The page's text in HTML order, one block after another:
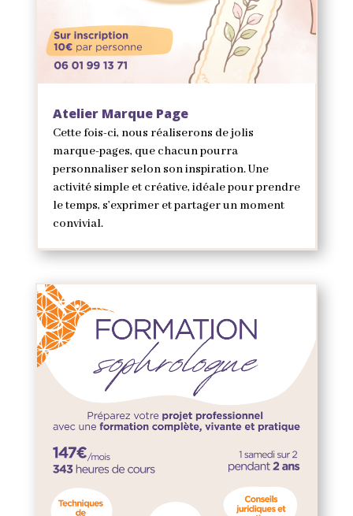
Atelier Marque Page
Cette fois-ci, nous réaliserons de jolis
marque-pages, que chacun pourra
personnaliser selon son inspiration. Une
activité simple et créative, idéale pour prendre
le temps, s’exprimer et partager un moment
convivial.